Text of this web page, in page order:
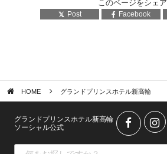
このページをシェア
Post Facebook
HOME グランドプリンスホテル新高輪
グランドプリンスホテル新高輪
ソーシャル公式